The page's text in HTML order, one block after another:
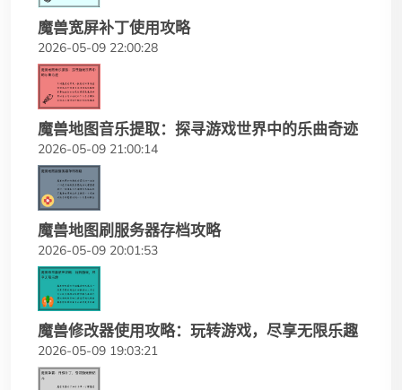
魔兽宽屏补丁使用攻略
2026-05-09 22:00:28
魔兽地图音乐提取：探寻游戏世界中的乐曲奇迹
2026-05-09 21:00:14
魔兽地图刷服务器存档攻略
2026-05-09 20:01:53
魔兽修改器使用攻略：玩转游戏，尽享无限乐趣
2026-05-09 19:03:21